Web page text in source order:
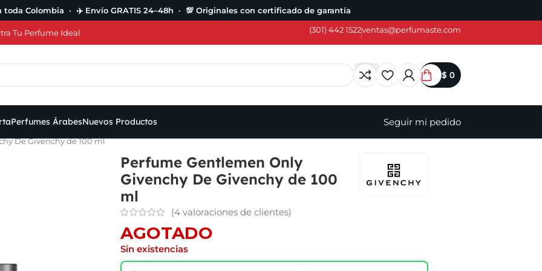
toda Colombia · ✈️ Envío GRATIS 24–48h · 💯 Originales con certificado de garantía
Tu Perfume Ideal (301) 442 1522ventas@perfumaste.com
$ 0
Perfumes ÁrabesNuevos Productos Seguir mi pedido
De Givenchy de 100 ml
Perfume Gentlemen Only
Givenchy De Givenchy de 100
ml
(4valoraciones de clientes)
AGOTADO
Sin existencias